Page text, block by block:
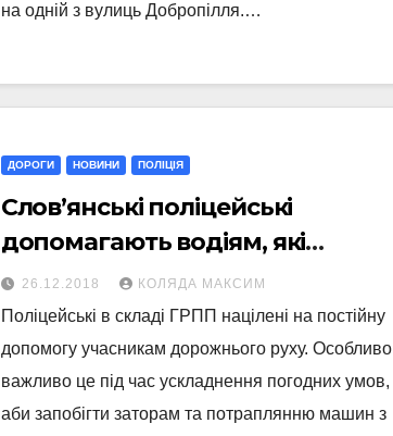
на одній з вулиць Добропілля.…
ДОРОГИ НОВИНИ ПОЛІЦІЯ
Слов’янські поліцейські
допомагають водіям, які
застрягли на дорогах через
негоду
26.12.2018 КОЛЯДА МАКСИМ
Поліцейські в складі ГРПП націлені на постійну
допомогу учасникам дорожнього руху. Особливо
важливо це під час ускладнення погодних умов,
аби запобігти заторам та потраплянню машин з